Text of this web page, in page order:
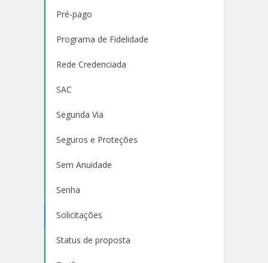
Pré-pago
Programa de Fidelidade
Rede Credenciada
SAC
Segunda Via
Seguros e Proteções
Sem Anuidade
Senha
Solicitações
Status de proposta